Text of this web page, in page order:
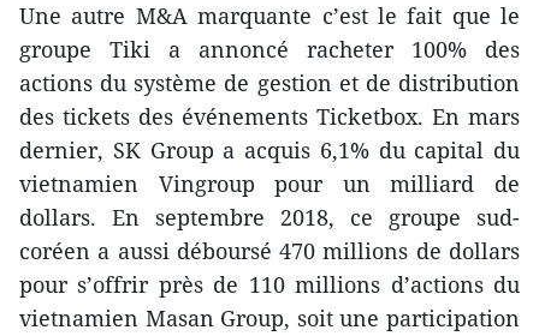
Une autre M&A marquante c’est le fait que le
groupe Tiki a annoncé racheter 100% des
actions du système de gestion et de distribution
des tickets des événements Ticketbox. En mars
dernier, SK Group a acquis 6,1% du capital du
vietnamien Vingroup pour un milliard de
dollars. En septembre 2018, ce groupe sud-
coréen a aussi déboursé 470 millions de dollars
pour s’offrir près de 110 millions d’actions du
vietnamien Masan Group, soit une participation